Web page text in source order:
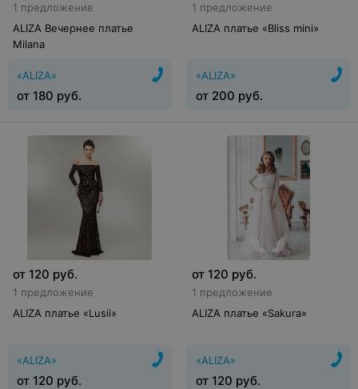
1 предложение
ALIZA Вечернее платье
Milana
«ALIZA»
от 180 руб.
1 предложение
ALIZA платье «Bliss mini»
«ALIZA»
от 200 руб.
от 120 руб.
1 предложение
ALIZA платье «Lusii»
«ALIZA»
от 120 руб.
от 120 руб.
1 предложение
ALIZA платье «Sakura»
«ALIZA»
от 120 руб.